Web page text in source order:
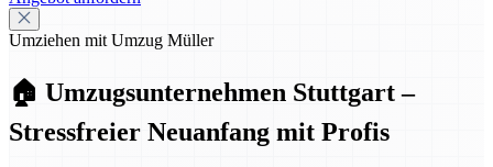
Umziehen mit Umzug Müller
🏠 Umzugsunternehmen Stuttgart –
Stressfreier Neuanfang mit Profis